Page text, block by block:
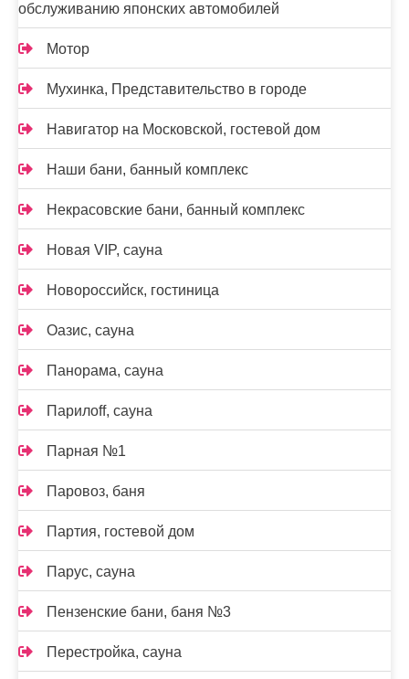
обслуживанию японских автомобилей
Мотор
Мухинка, Представительство в городе
Навигатор на Московской, гостевой дом
Наши бани, банный комплекс
Некрасовские бани, банный комплекс
Новая VIP, сауна
Новороссийск, гостиница
Оазис, сауна
Панорама, сауна
Парилоff, сауна
Парная №1
Паровоз, баня
Партия, гостевой дом
Парус, сауна
Пензенские бани, баня №3
Перестройка, сауна